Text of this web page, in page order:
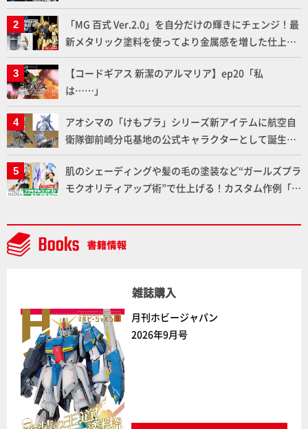
下ろしでご紹介!!さらに「大鉄人17」＆「ワンエイ
ト」セット情報もお届け！【超合金の魂】
「MG 百式 Ver.2.0」を自分だけの輝きにチェンジ！最
新メタリック塗料を使ってより金属感を増した仕上が
りに!!【試し読み】
【コードギアス 新潔のアルマリア】ep20「私
は……」
アオシマの「けもプラ」シリーズ新アイテムに航空自
衛隊御前崎分屯基地の公式キャラクターとして誕生し
た「おまねこ」が着任！けもプラ公式サイト限定版と
通常版の2ラインで発売！
肌のシェーディングや髪の毛の塗装など“ガールズプラ
モクオリティアップ術”で仕上げる！カスタム作例「白
デルコンテスト」～8月17日（月）11:59まで応募受付
中】
雑誌購入
月刊ホビージャパン
2026年9月号